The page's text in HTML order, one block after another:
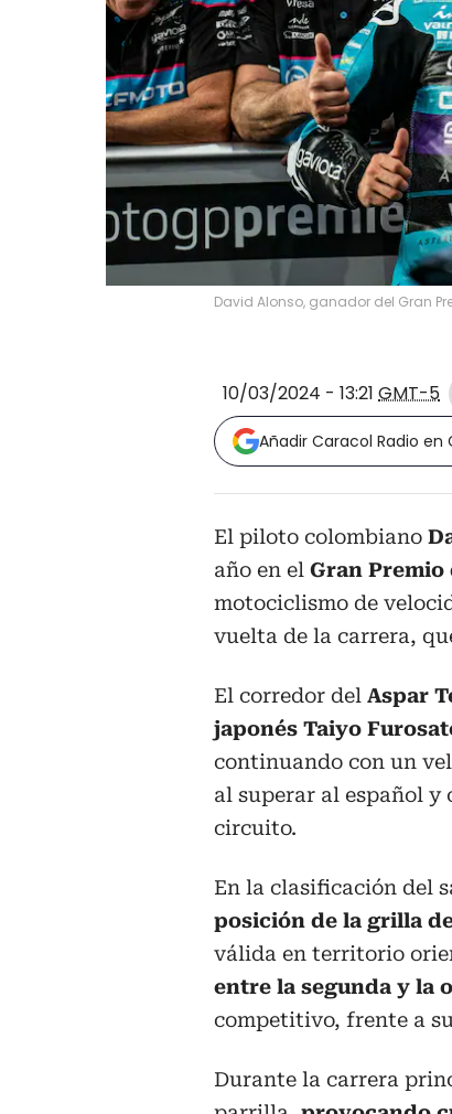
David Alonso, ganador del Gran
10/03/2024 - 13:21 GMT-5
Añadir Caracol Radio en
El piloto colombiano
año en el Gran Premio
motociclismo de
vuelta de la carrera,
El corredor del Aspar
japonés Taiyo
continuando con un
al superar al español
circuito.
En la clasificación del
posición de la grilla
válida en territorio
entre la segunda y la
competitivo, frente a
Durante la carrera